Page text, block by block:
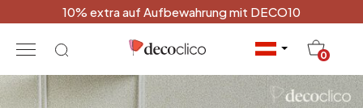
10% extra auf Aufbewahrung mit DECO10
0